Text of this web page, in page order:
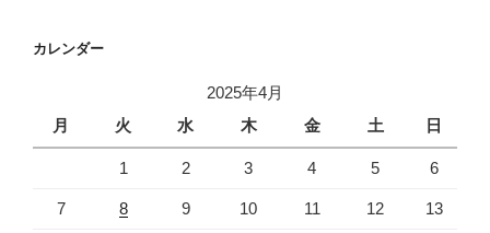
カレンダー
2025年4月
月
火 水 木 金 土 日
1 2 3 4 5 6
7 8 9 10 11 12 13